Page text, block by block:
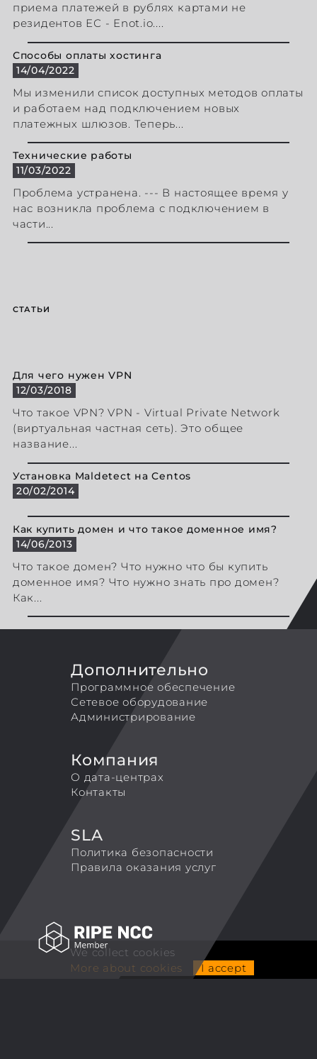
приема платежей в рублях картами не
резидентов ЕС - Enot.io....
Способы оплаты хостинга
14/04/2022
Мы изменили список доступных методов оплаты
и работаем над подключением новых
платежных шлюзов. Теперь...
Технические работы
11/03/2022
Проблема устранена. --- В настоящее время у
нас возникла проблема с подключением в
части...
СТАТЬИ
Для чего нужен VPN
12/03/2018
Что такое VPN? VPN - Virtual Private Network
(виртуальная частная сеть). Это общее
название...
Установка Maldetect на Centos
20/02/2014
Как купить домен и что такое доменное имя?
14/06/2013
Что такое домен? Что нужно что бы купить
доменное имя? Что нужно знать про домен?
Как...
Дополнительно
Программное обеспечение
Сетевое оборудование
Администрирование
Компания
О дата-центрах
Контакты
SLA
Политика безопасности
Правила оказания услуг
We collect cookies
More about cookies
I accept